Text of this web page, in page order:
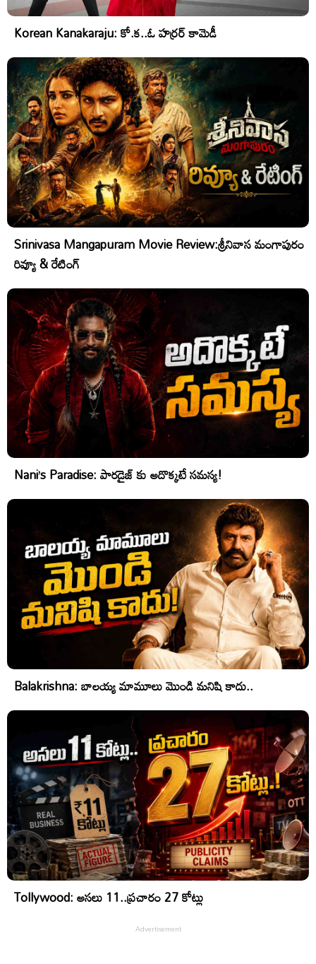
Korean Kanakaraju: కో.క..ఓ హర్రర్ కామెడీ
Srinivasa Mangapuram Movie Review:శ్రీనివాస మంగాపురం
రివ్యూ & రేటింగ్
Nani’s Paradise: పారడైజ్ కు అదొక్కటే సమస్య!
Balakrishna: బాలయ్య మామూలు మొండి మనిషి కాదు..
Tollywood: అసలు 11..ప్రచారం 27 కోట్లు